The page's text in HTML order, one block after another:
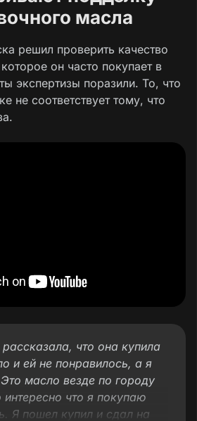
масла
решил проверить качество
он часто покупает в
экспертизы поразили. То, что
не соответствует тому, что
что она купила
и ей не понравилось, а я
масло везде по городу
интересно что я покупаю
Я пошел купил и сдал на